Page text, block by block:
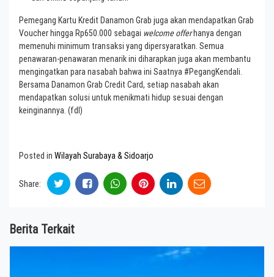
Pemegang Kartu Kredit Danamon Grab juga akan mendapatkan Grab
Voucher hingga Rp650.000 sebagai welcome offerhanya dengan
memenuhi minimum transaksi yang dipersyaratkan. Semua
penawaran-penawaran menarik ini diharapkan juga akan membantu
mengingatkan para nasabah bahwa ini Saatnya #PegangKendali.
Bersama Danamon Grab Credit Card, setiap nasabah akan
mendapatkan solusi untuk menikmati hidup sesuai dengan
keinginannya. (fdl)
Posted in Wilayah Surabaya & Sidoarjo
Share:
Berita Terkait